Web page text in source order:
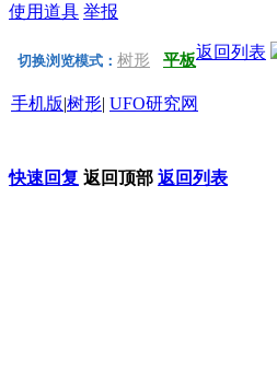
使用道具 举报
返回列表
切换浏览模式： 树形 平板
手机版|树形| UFO研究网
快速回复 返回顶部 返回列表